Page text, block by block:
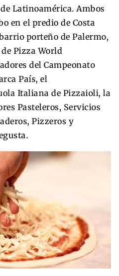
Latinoamérica. Ambos
en el predio de Costa
porteño de Palermo,
Pizza World
del Campeonato
País, el
Italiana de Pizzaioli, la
Pasteleros, Servicios
Pizzeros y